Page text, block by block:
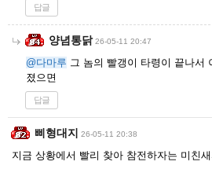
답글
양념통닭 26-05-11 20:47
@다마루 그 놈의 빨갱이 타령이 끝나서
졌으면
답글
삐형대지 26-05-11 20:38
지금 상황에서 빨리 찾아 참전하자는 미친